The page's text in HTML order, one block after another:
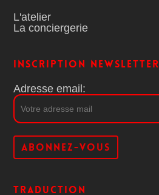
L'atelier
La conciergerie
Inscription Newsletter
Adresse email:
Traduction